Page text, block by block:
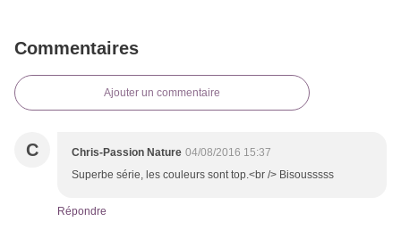
Commentaires
Ajouter un commentaire
C Chris-Passion Nature 04/08/2016 15:37
Superbe série, les couleurs sont top.<br /> Bisousssss
Répondre